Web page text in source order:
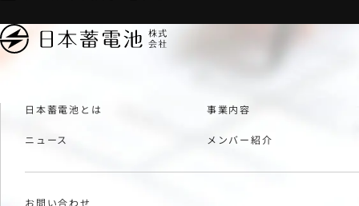
日本蓄電池とは
ニュース
事業内容
メンバー紹介
お問い合わせ